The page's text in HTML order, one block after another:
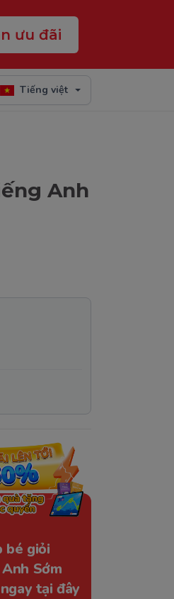
ưu đãi
Tiếng việt
Anh
bé giỏi
Sớm
tại đây